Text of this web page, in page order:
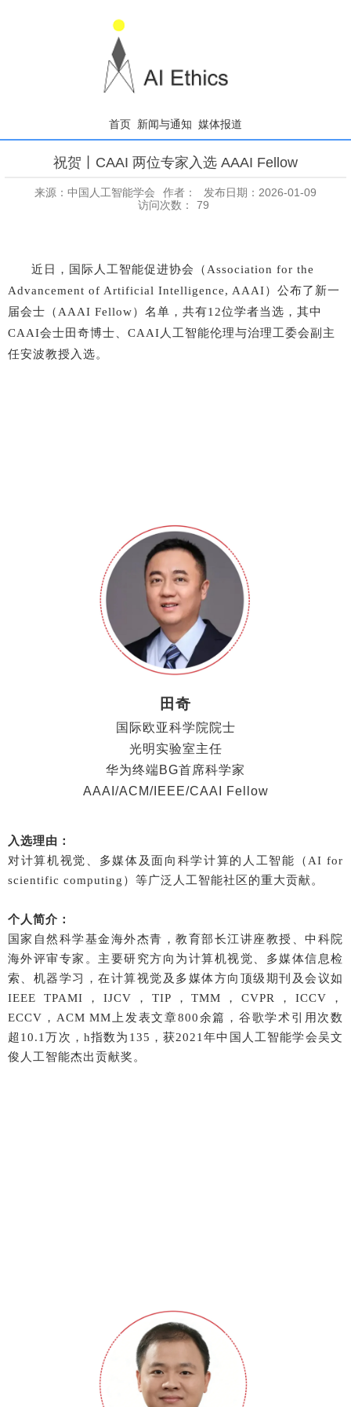
首页 新闻与通知 媒体报道
祝贺丨CAAI 两位专家入选 AAAI Fellow
来源：中国人工智能学会 作者：
发布日期：2026-01-09
访问次数：
79
近日，国际人工智能促进协会（Association for the
Advancement of Artificial Intelligence, AAAI）公布了新一
届会士（AAAI Fellow）名单，共有12位学者当选，其中
CAAI会士田奇博士、CAAI人工智能伦理与治理工委会副主
任安波教授入选。
田奇
国际欧亚科学院院士
光明实验室主任
华为终端BG首席科学家
AAAI/ACM/IEEE/CAAI Fellow
入选理由：
对计算机视觉、多媒体及面向科学计算的人工智能（AI for
scientific computing）等广泛人工智能社区的重大贡献。
个人简介：
国家自然科学基金海外杰青，教育部长江讲座教授、中科院
海外评审专家。主要研究方向为计算机视觉、多媒体信息检
索、机器学习，在计算视觉及多媒体方向顶级期刊及会议如
IEEE TPAMI，IJCV，TIP，TMM，CVPR，ICCV，
ECCV，ACM MM上发表文章800余篇，谷歌学术引用次数
超10.1万次，h指数为135，获2021年中国人工智能学会吴文
俊人工智能杰出贡献奖。